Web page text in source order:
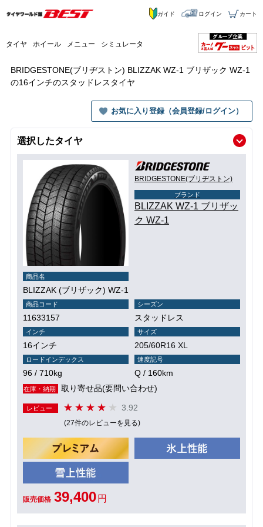
タイヤ ホイール メニュー シミュレータ
ガイド ログイン カート
BRIDGESTONE(ブリヂストン) BLIZZAK WZ-1 ブリザック WZ-1
の16インチのスタッドレスタイヤ
お気に入り登録（会員登録/ログイン）
選択したタイヤ
BRIDGESTONE(ブリヂストン)
ブランド
BLIZZAK WZ-1 ブリザッ
ク WZ-1
商品名
BLIZZAK (ブリザック) WZ-1
商品コード
11633157
シーズン
スタッドレス
インチ
16インチ
サイズ
205/60R16 XL
ロードインデックス
96 / 710kg
速度記号
Q / 160km
在庫・納期 取り寄せ品(要問い合わせ)
レビュー 3.92
(27件のレビューを見る)
販売価格 39,400 円